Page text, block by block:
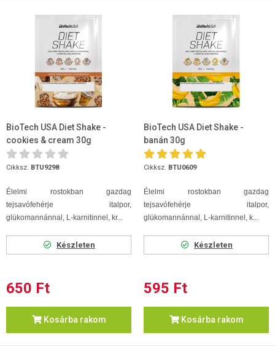
BioTech USA Diet Shake -
cookies & cream 30g
Cikksz. BTU9298
Élelmi rostokban gazdag
tejsavófehérje italpor,
glükomannánnal, L-karnitinnel, kr...
Készleten
650 Ft
Kosárba rakom
BioTech USA Diet Shake -
banán 30g
Cikksz. BTU0609
Élelmi rostokban gazdag
tejsavófehérje italpor,
glükomannánnal, L-karnitinnel, k...
Készleten
595 Ft
Kosárba rakom